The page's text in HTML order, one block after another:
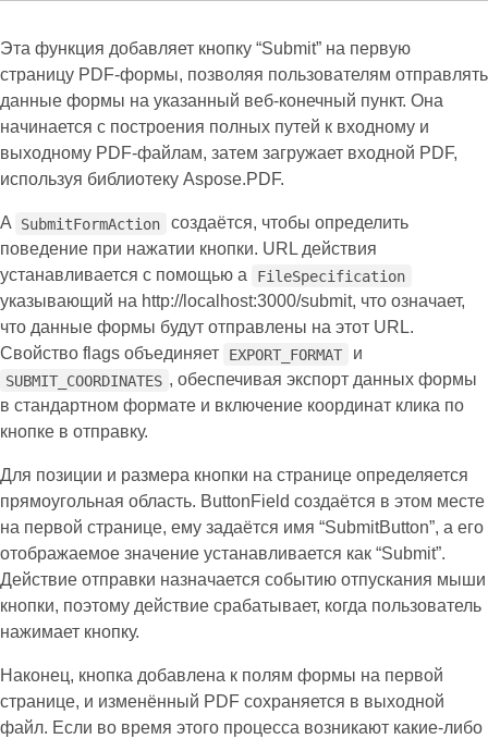
Эта функция добавляет кнопку “Submit” на первую
страницу PDF-формы, позволяя пользователям отправлять
данные формы на указанный веб‑конечный пункт. Она
начинается с построения полных путей к входному и
выходному PDF‑файлам, затем загружает входной PDF,
используя библиотеку Aspose.PDF.
A SubmitFormAction
создаётся, чтобы определить
поведение при нажатии кнопки. URL действия
устанавливается с помощью a
FileSpecification
указывающий на http://localhost:3000/submit, что означает,
что данные формы будут отправлены на этот URL.
Свойство flags объединяет
EXPORT_FORMAT и
SUBMIT_COORDINATES , обеспечивая экспорт данных формы
в стандартном формате и включение координат клика по
кнопке в отправку.
Для позиции и размера кнопки на странице определяется
прямоугольная область. ButtonField создаётся в этом месте
на первой странице, ему задаётся имя “SubmitButton”, а его
отображаемое значение устанавливается как “Submit”.
Действие отправки назначается событию отпускания мыши
кнопки, поэтому действие срабатывает, когда пользователь
нажимает кнопку.
Наконец, кнопка добавлена к полям формы на первой
странице, и изменённый PDF сохраняется в выходной
файл. Если во время этого процесса возникают какие‑либо